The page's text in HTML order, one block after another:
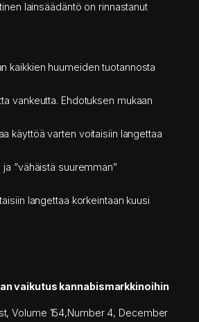
lainsäädäntö on rinnastanut
kaikkien huumeiden tuotannosta
vankeutta. Ehdotuksen mukaan
käyttöä varten voitaisiin langettaa
”vähäistä suuremman”
langettaa korkeintaan kuusi
vaikutus kannabismarkkinoihin
Volume 154,Number 4, December